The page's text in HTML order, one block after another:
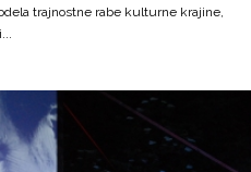
trajnostne rabe kulturne krajine,